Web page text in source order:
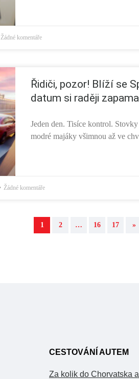
Žádné komentáře
Řidiči, pozor! Blíží se
datum si raději
Jeden den. Tisíce kontrol.
modré majáky všimnou až ve
Žádné komentáře
1 2 … 16 17 »
CESTOVÁNÍ AUTEM
Za kolik do Chorvatska